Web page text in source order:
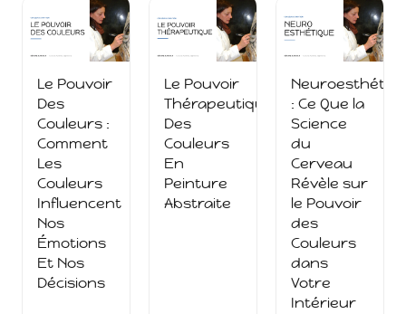
Le Pouvoir
Des
Couleurs :
Comment
Les
Couleurs
Influencent
Nos
Émotions
Et Nos
Décisions
Le Pouvoir
Thérapeutique
Des
Couleurs
En
Peinture
Abstraite
: Ce Que la
Science
du
Cerveau
Révèle sur
le Pouvoir
des
Couleurs
dans
Votre
Intérieur